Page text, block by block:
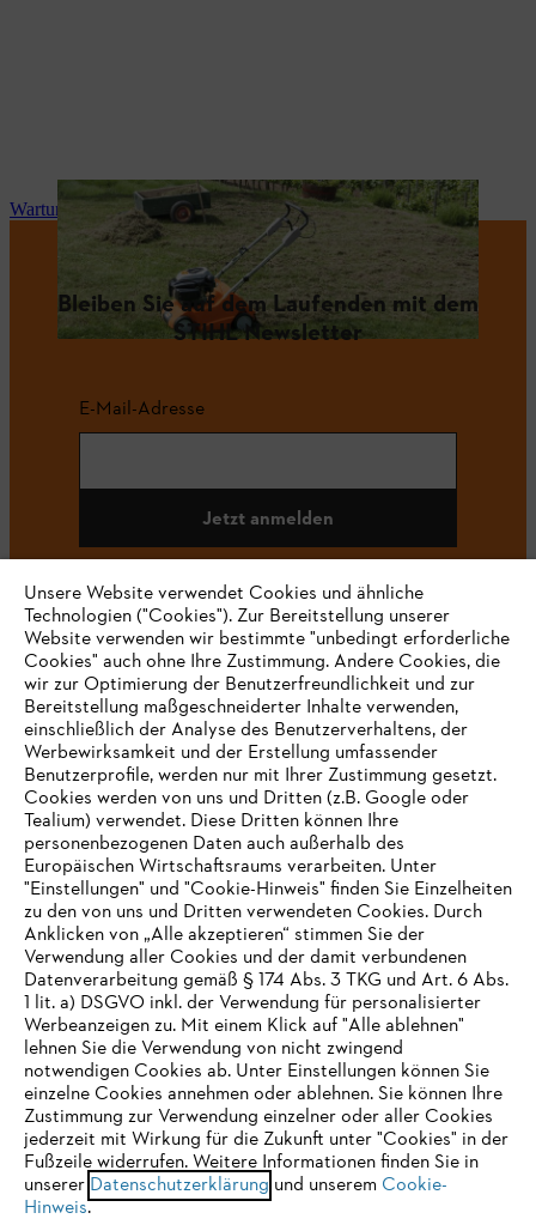
Wartung und Reparatur
Bleiben Sie auf dem Laufenden mit dem
STIHL Newsletter
E-Mail-Adresse
Jetzt anmelden
#STIHL
Unternehmen
Häufig gestellte Fragen
Service
Datenschutzrichtlinien Impressum Cookies
IHR BROWSER WIRD NICHT
UNTERSTÜTZT
Sie nutzen einen Browser, den wir noch nicht unterstützen. Für
eine optimale Nutzung unserer Seite empfehlen wir Ihnen, zu
einem der folgenden Browser zu wechseln:
Unsere Website verwendet Cookies und ähnliche
Technologien ("Cookies"). Zur Bereitstellung unserer
Website verwenden wir bestimmte "unbedingt erforderliche
Cookies" auch ohne Ihre Zustimmung. Andere Cookies, die
wir zur Optimierung der Benutzerfreundlichkeit und zur
Bereitstellung maßgeschneiderter Inhalte verwenden,
einschließlich der Analyse des Benutzerverhaltens, der
Werbewirksamkeit und der Erstellung umfassender
Benutzerprofile, werden nur mit Ihrer Zustimmung gesetzt.
Cookies werden von uns und Dritten (z.B. Google oder
Tealium) verwendet. Diese Dritten können Ihre
personenbezogenen Daten auch außerhalb des
Europäischen Wirtschaftsraums verarbeiten. Unter
"Einstellungen" und "Cookie-Hinweis" finden Sie Einzelheiten
zu den von uns und Dritten verwendeten Cookies. Durch
Anklicken von „Alle akzeptieren“ stimmen Sie der
Verwendung aller Cookies und der damit verbundenen
Datenverarbeitung gemäß § 174 Abs. 3 TKG und Art. 6 Abs.
1 lit. a) DSGVO inkl. der Verwendung für personalisierter
Werbeanzeigen zu. Mit einem Klick auf "Alle ablehnen"
lehnen Sie die Verwendung von nicht zwingend
notwendigen Cookies ab. Unter Einstellungen können Sie
einzelne Cookies annehmen oder ablehnen. Sie können Ihre
Zustimmung zur Verwendung einzelner oder aller Cookies
jederzeit mit Wirkung für die Zukunft unter "Cookies" in der
Fußzeile widerrufen. Weitere Informationen finden Sie in
unserer Datenschutzerklärung und unserem Cookie-
Hinweis.